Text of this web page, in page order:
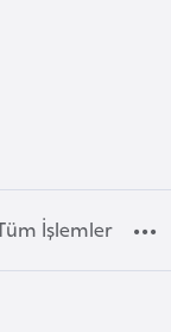
İşlemler